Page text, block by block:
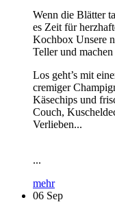
Wenn die Blätter
es Zeit für
Kochbox Unsere
Teller und
Los geht’s mit
cremiger
Käsechips und
Couch,
Verlieben...
...
mehr
06 Sep